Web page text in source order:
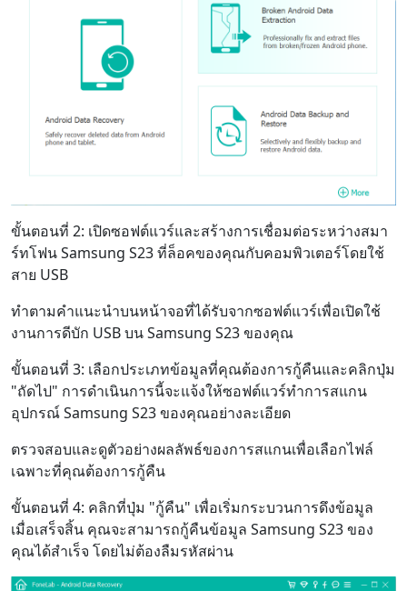
ขั้นตอนที่ 2: เปิดซอฟต์แวร์และสร้างการเชื่อมต่อระหว่างสมา
ร์ทโฟน Samsung S23 ที่ล็อคของคุณกับคอมพิวเตอร์โดยใช้
สาย USB
ทำตามคำแนะนำบนหน้าจอที่ได้รับจากซอฟต์แวร์เพื่อเปิดใช้
งานการดีบัก USB บน Samsung S23 ของคุณ
ขั้นตอนที่ 3: เลือกประเภทข้อมูลที่คุณต้องการกู้คืนและคลิกปุ่ม
"ถัดไป" การดำเนินการนี้จะแจ้งให้ซอฟต์แวร์ทำการสแกน
อุปกรณ์ Samsung S23 ของคุณอย่างละเอียด
ตรวจสอบและดูตัวอย่างผลลัพธ์ของการสแกนเพื่อเลือกไฟล์
เฉพาะที่คุณต้องการกู้คืน
ขั้นตอนที่ 4: คลิกที่ปุ่ม "กู้คืน" เพื่อเริ่มกระบวนการดึงข้อมูล
เมื่อเสร็จสิ้น คุณจะสามารถกู้คืนข้อมูล Samsung S23 ของ
คุณได้สำเร็จ โดยไม่ต้องลืมรหัสผ่าน